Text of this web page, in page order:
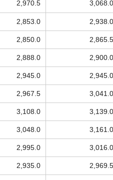
2,970.5 3,068.0
2,853.0 2,938.0
2,850.0 2,865.5
2,888.0 2,900.0
2,945.0 2,945.0
2,967.5 3,041.0
3,108.0 3,139.0
3,048.0 3,161.0
2,995.0 3,016.0
2,935.0 2,969.5